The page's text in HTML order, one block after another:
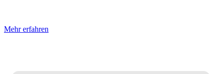
Mehr erfahren